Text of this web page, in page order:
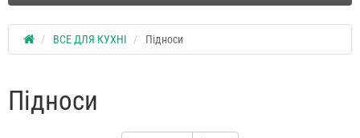
ВСЕ ДЛЯ КУХНІ Підноси
Підноси